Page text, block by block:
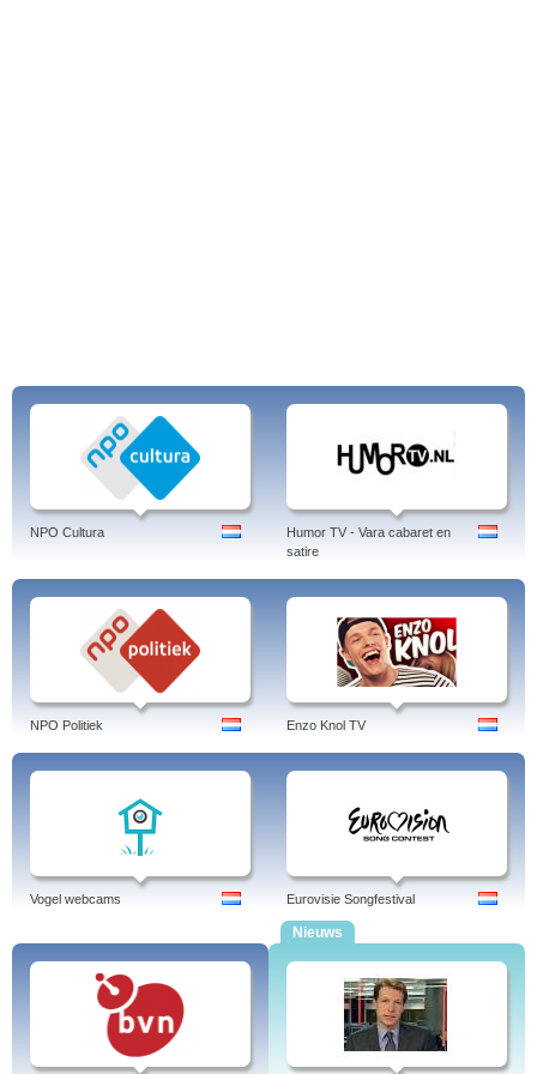
NPO Cultura
Humor TV - Vara cabaret en
satire
NPO Politiek Enzo Knol TV
Vogel webcams Eurovisie Songfestival
Nieuws